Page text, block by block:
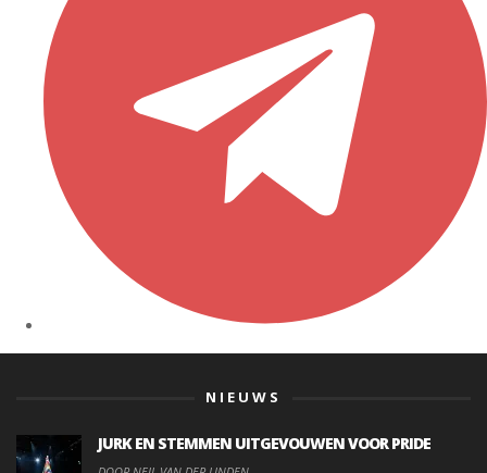
NIEUWS
JURK EN STEMMEN UITGEVOUWEN VOOR PRIDE